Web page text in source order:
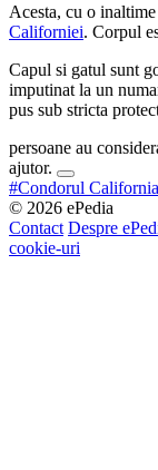
Acesta, cu o
Californiei. Corpul
Capul si gatul sunt
imputinat la un
pus sub stricta
persoane au
ajutor.
#Condorul
© 2026 ePedia
Contact Despre
cookie-uri